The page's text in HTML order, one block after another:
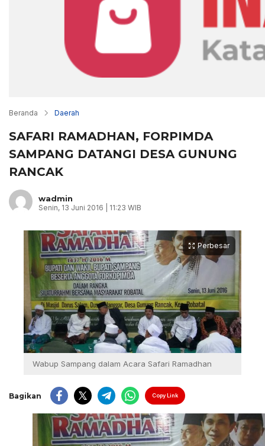
Beranda Daerah
SAFARI RAMADHAN, FORPIMDA
SAMPANG DATANGI DESA GUNUNG
RANCAK
wadmin
Senin, 13 Juni 2016 | 11:23 WIB
Perbesar
Wabup Sampang dalam Acara Safari Ramadhan
Bagikan Copy Link